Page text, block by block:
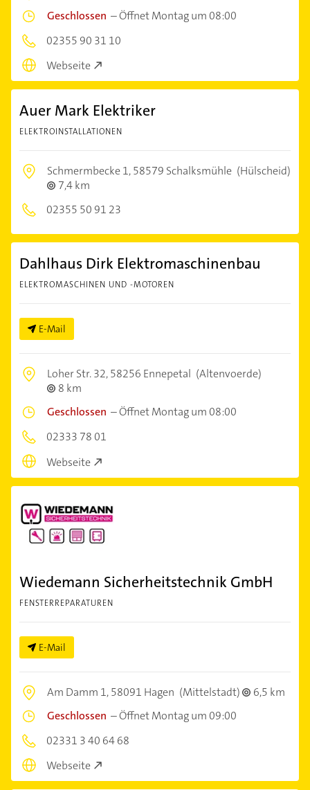
Geschlossen –Öffnet Montag um 08:00
02355 90 31 10
Webseite
Auer Mark Elektriker
ELEKTROINSTALLATIONEN
Schmermbecke 1,58579 Schalksmühle (Hülscheid)
7,4 km
02355 50 91 23
Dahlhaus Dirk Elektromaschinenbau
ELEKTROMASCHINEN UND -MOTOREN
E-Mail
Loher Str. 32,58256 Ennepetal (Altenvoerde)
8 km
Geschlossen –Öffnet Montag um 08:00
02333 78 01
Webseite
Wiedemann Sicherheitstechnik GmbH
FENSTERREPARATUREN
E-Mail
Am Damm 1,58091 Hagen (Mittelstadt)
6,5 km
Geschlossen –Öffnet Montag um 09:00
02331 3 40 64 68
Webseite